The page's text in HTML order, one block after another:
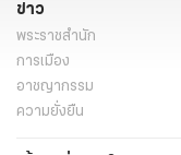
ข่าว
พระราชสำนัก
การเมือง
อาชญากรรม
ความยั่งยืน